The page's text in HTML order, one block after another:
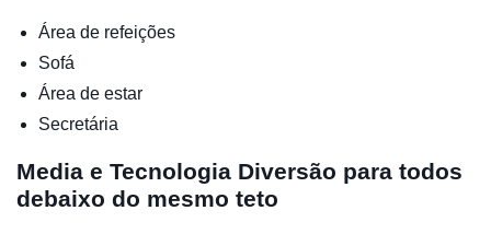
Área de refeições
Sofá
Área de estar
Secretária
Media e Tecnologia Diversão para todos
debaixo do mesmo teto